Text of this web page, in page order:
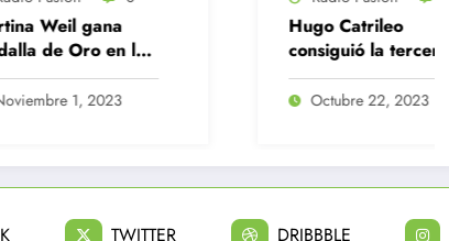
Hugo Catrileo
consiguió la tercera
medalla de plata para
Chile en Santiago
TWITTER DRIBBBLE